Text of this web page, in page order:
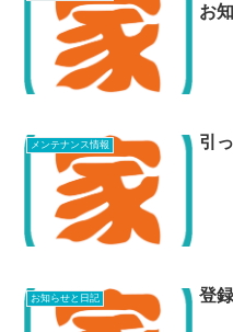
お
メンテナンス情報 引
お知らせと日記 登